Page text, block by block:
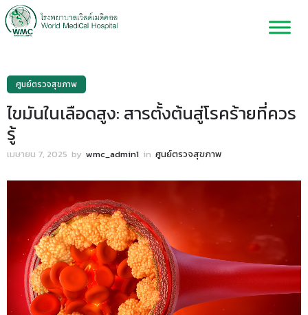
ศูนย์ตรวจสุขภาพ
ไขมันในเลือดสูง: สารตั้งต้นสู่โรคร้ายที่ควร
รู้
เมษายน 7, 2025 by wmc_admin1 in ศูนย์ตรวจสุขภาพ